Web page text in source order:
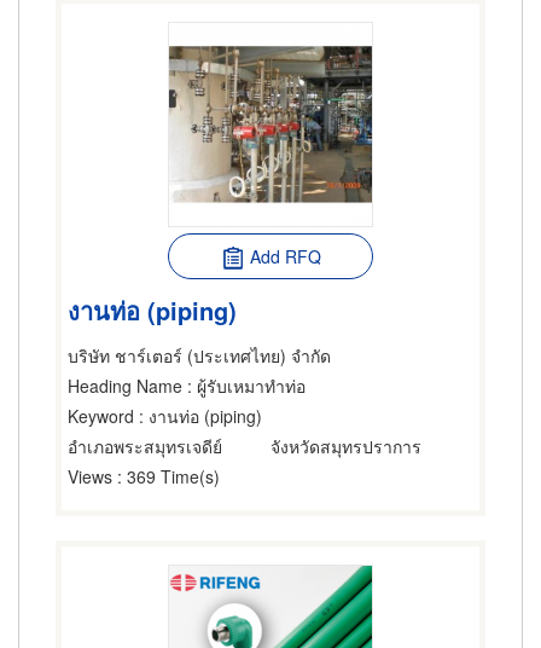
Add RFQ
งานท่อ (piping)
บริษัท ชาร์เตอร์ (ประเทศไทย) จำกัด
Heading Name : ผู้รับเหมาทำท่อ
Keyword : งานท่อ (piping)
อำเภอพระสมุทรเจดีย์
จังหวัดสมุทรปราการ
Views : 369 Time(s)